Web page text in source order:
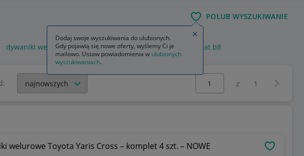
POLUB WYSZUKIWANIE
dywaniki welurowe uniwersalne dywaniki welurowe passat b8
Wybierz stronę:
z 1
welurowe Toyota Yaris Cross – komplet 4 szt. – NOWE
Dodaj swoje wyszukiwania do ulubionych.
Gdy pojawią się nowe oferty, wyślemy Ci je
mailowo. Ustaw powiadomienia w ulubionych
wyszukiwaniach.
Zamknij wskazówkę